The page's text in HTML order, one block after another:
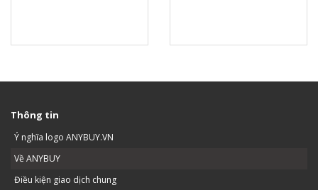
Thông tin
Ý nghĩa logo ANYBUY.VN
Về ANYBUY
Điều kiện giao dịch chung